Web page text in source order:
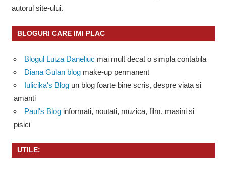
autorul site-ului.
BLOGURI CARE IMI PLAC
Blogul Luiza Daneliuc mai mult decat o simpla contabila
Diana Gulan blog make-up permanent
Iulicika's Blog un blog foarte bine scris, despre viata si
amanti
Paul's Blog informati, noutati, muzica, film, masini si
pisici
UTILE: